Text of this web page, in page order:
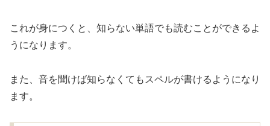
これが身につくと、知らない単語でも読むことができるよ
うになります。
また、音を聞けば知らなくてもスペルが書けるようになり
ます。